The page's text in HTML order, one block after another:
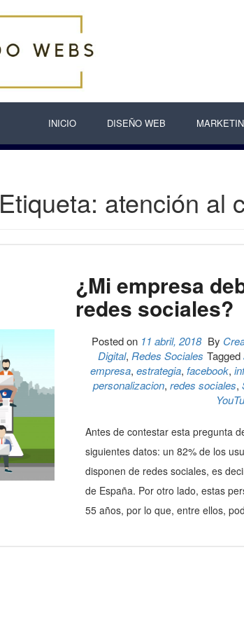
INICIO DISEÑO WEB
Etiqueta: atención al
¿Mi empresa
redes sociales?
Posted on 11 abril, 2018 By
Digital, Redes Sociales Tagged
empresa,estrategia, facebook,
personalizacion, redes sociales,
Antes de contestar esta pregunta
siguientes datos: un 82% de los
disponen de redes sociales, es
de España. Por otro lado, estas
55 años, por lo que, entre ellos,